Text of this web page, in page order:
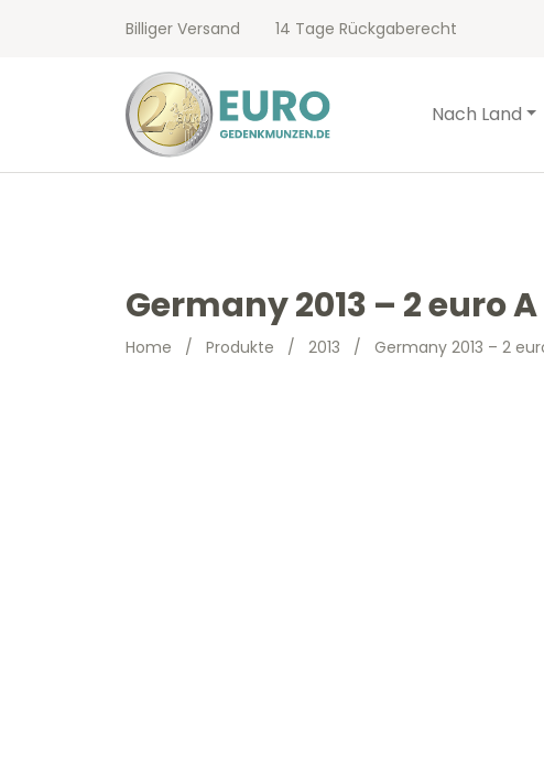
Billiger Versand 14 Tage Rückgaberecht
Nach Land
Germany 2013 – 2 euro
Home / Produkte / 2013 / Germany 2013 – 2